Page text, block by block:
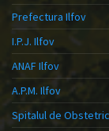
Prefectura Ilfov
I.P.J. Ilfov
ANAF Ilfov
A.P.M. Ilfov
Spitalul de